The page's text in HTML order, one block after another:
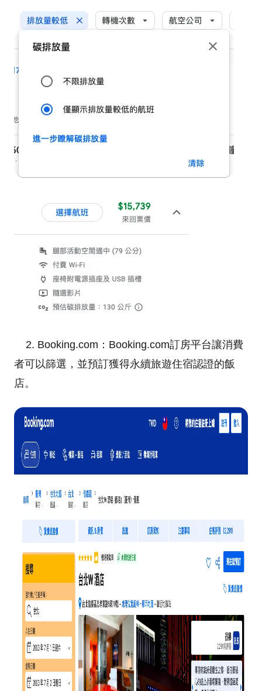
2. Booking.com：Booking.com訂房平台讓消費
者可以篩選，並預訂獲得永續旅遊住宿認證的飯
店。